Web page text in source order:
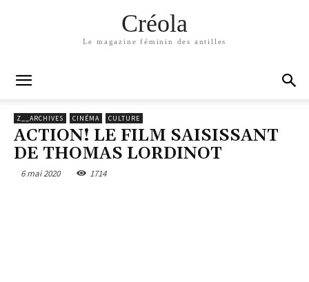
Créola
Le magazine féminin des antilles
Z__ARCHIVES CINÉMA CULTURE
ACTION! LE FILM SAISISSANT
DE THOMAS LORDINOT
6 mai 2020 1714